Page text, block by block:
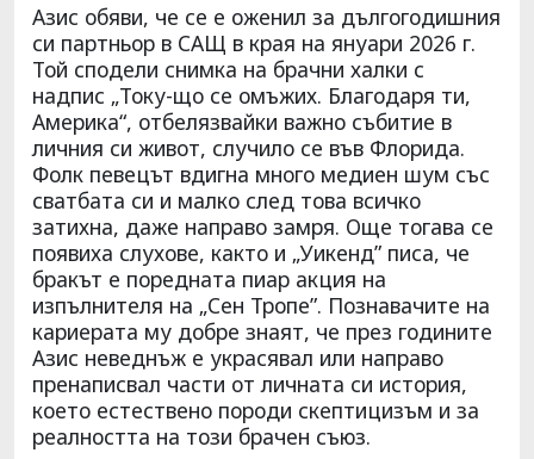
Азис обяви, че се е оженил за дългогодишния
си партньор в САЩ в края на януари 2026 г.
Той сподели снимка на брачни халки с
надпис „Току-що се омъжих. Благодаря ти,
Америка“, отбелязвайки важно събитие в
личния си живот, случило се във Флорида.
Фолк певецът вдигна много медиен шум със
сватбата си и малко след това всичко
затихна, даже направо замря. Още тогава се
появиха слухове, както и „Уикенд” писа, че
бракът е поредната пиар акция на
изпълнителя на „Сен Тропе”. Познавачите на
кариерата му добре знаят, че през годините
Азис неведнъж е украсявал или направо
пренаписвал части от личната си история,
което естествено породи скептицизъм и за
реалността на този брачен съюз.